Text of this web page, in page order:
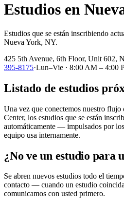
Estudios en
Estudios que se están inscribiendo
Nueva York, NY.
425 5th Avenue, 6th Floor, Unit 602,
395-8175·Lun–Vie · 8:00 AM – 4:00
Listado de estudios
Una vez que conectemos nuestro
Center, los estudios que se están
automáticamente — impulsados por
equipo usa internamente.
¿No ve un estudio para
Se abren nuevos estudios todo el
contacto — cuando un estudio
comunicamos con usted primero.